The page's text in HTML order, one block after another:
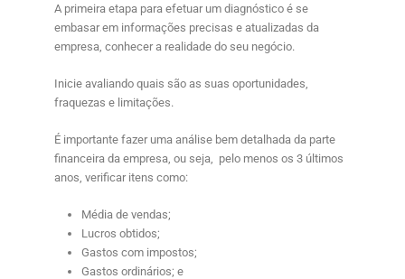
A primeira etapa para efetuar um diagnóstico é se
embasar em informações precisas e atualizadas da
empresa, conhecer a realidade do seu negócio.
Inicie avaliando quais são as suas oportunidades,
fraquezas e limitações.
É importante fazer uma análise bem detalhada da parte
financeira da empresa, ou seja, pelo menos os 3 últimos
anos, verificar itens como:
Média de vendas;
Lucros obtidos;
Gastos com impostos;
Gastos ordinários; e